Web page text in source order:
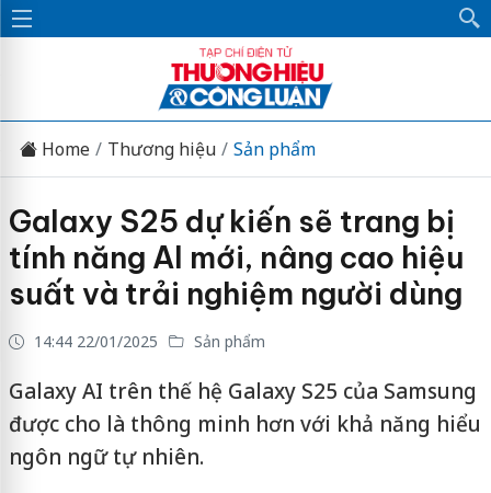
Home Thương hiệu Sản phẩm
Galaxy S25 dự kiến sẽ trang bị
tính năng AI mới, nâng cao hiệu
suất và trải nghiệm người dùng
14:44 22/01/2025 Sản phẩm
Galaxy AI trên thế hệ Galaxy S25 của Samsung
được cho là thông minh hơn với khả năng hiểu
ngôn ngữ tự nhiên.